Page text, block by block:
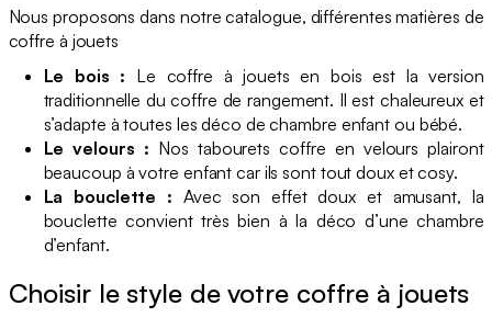
Nous proposons dans notre catalogue, différentes matières de
coffre à jouets
Le bois : Le coffre à jouets en bois est la version
traditionnelle du coffre de rangement. Il est chaleureux et
s’adapte à toutes les déco de chambre enfant ou bébé.
Le velours : Nos tabourets coffre en velours plairont
beaucoup à votre enfant car ils sont tout doux et cosy.
La bouclette : Avec son effet doux et amusant, la
bouclette convient très bien à la déco d’une chambre
d’enfant.
Choisir le style de votre coffre à jouets